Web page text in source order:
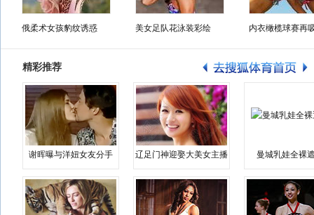
俄柔术女孩豹纹诱惑 美女足队花泳装彩绘 内衣橄榄球赛再
精彩推荐
谢晖曝与洋妞女友分手 辽足门神迎娶大美女主播 曼城乳娃全裸